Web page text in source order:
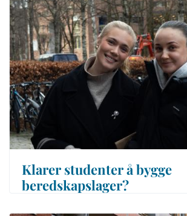
Klarer studenter å bygge
beredskapslager?